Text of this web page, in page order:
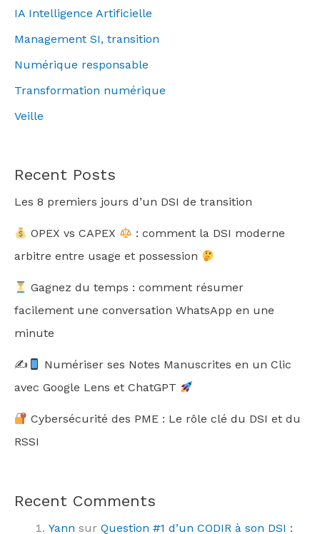
IA Intelligence Artificielle
Management SI, transition
Numérique responsable
Transformation numérique
Veille
Recent Posts
Les 8 premiers jours d’un DSI de transition
OPEX vs CAPEX
: comment la DSI moderne
arbitre entre usage et possession
Gagnez du temps : comment résumer
facilement une conversation WhatsApp en une
minute
✍
Numériser ses Notes Manuscrites en un Clic
avec Google Lens et ChatGPT
Cybersécurité des PME : Le rôle clé du DSI et du
RSSI
Recent Comments
Yann sur Question #1 d’un CODIR à son DSI :